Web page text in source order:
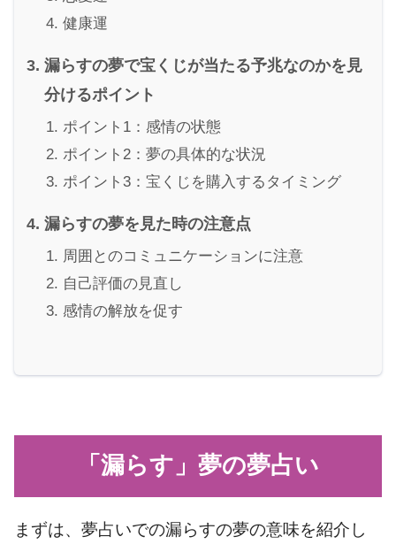
健康運
漏らすの夢で宝くじが当たる予兆なのかを見
分けるポイント
ポイント1：感情の状態
ポイント2：夢の具体的な状況
ポイント3：宝くじを購入するタイミング
漏らすの夢を見た時の注意点
周囲とのコミュニケーションに注意
自己評価の見直し
感情の解放を促す
「漏らす」夢の夢占い
まずは、夢占いでの漏らすの夢の意味を紹介し